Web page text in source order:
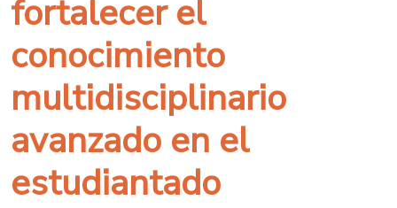
fortalecer el
conocimiento
multidisciplinario
avanzado en el
estudiantado